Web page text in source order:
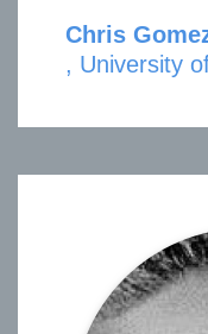
Chris
, University